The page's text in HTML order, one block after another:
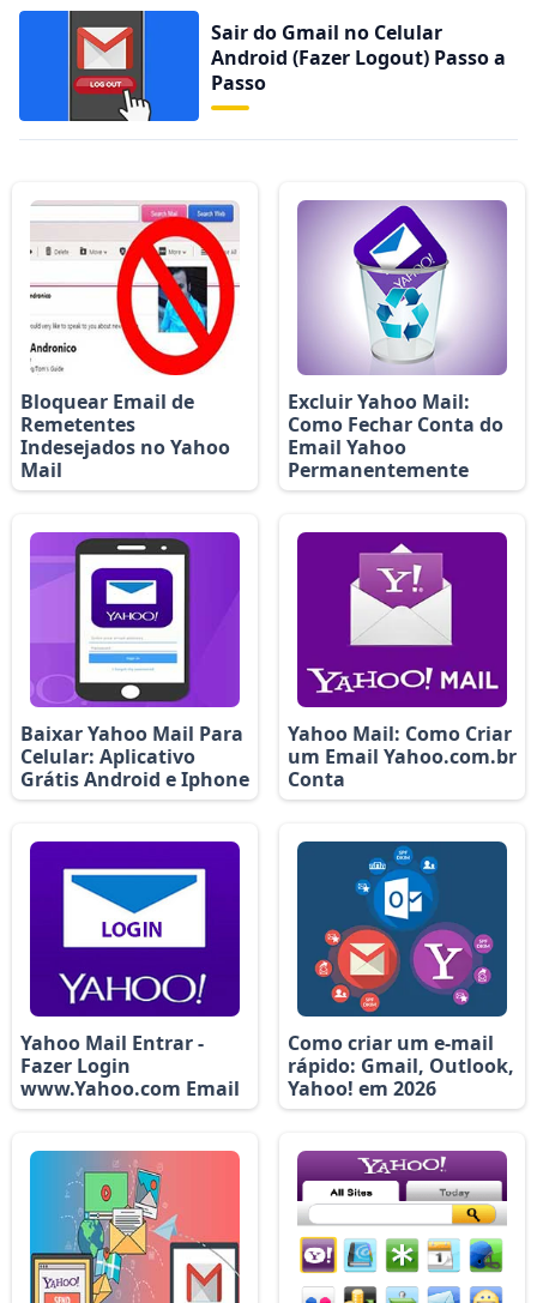
Sair do Gmail no Celular
Android (Fazer Logout) Passo a
Passo
Bloquear Email de
Remetentes
Indesejados no Yahoo
Mail
Excluir Yahoo Mail:
Como Fechar Conta do
Email Yahoo
Permanentemente
Baixar Yahoo Mail Para
Celular: Aplicativo
Grátis Android e Iphone
Yahoo Mail: Como Criar
um Email Yahoo.com.br
Conta
Yahoo Mail Entrar -
Fazer Login
www.Yahoo.com Email
Como criar um e-mail
rápido: Gmail, Outlook,
Yahoo! em 2026